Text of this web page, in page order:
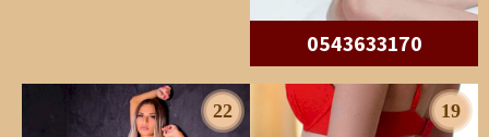
0543633170
19
22